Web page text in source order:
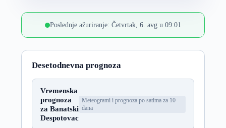
Poslednje ažuriranje: Četvrtak, 6. avg u 09:01
Desetodnevna prognoza
Vremenska
prognoza
za Banatski
Despotovac
Meteogrami i prognoza po satima za 10
dana